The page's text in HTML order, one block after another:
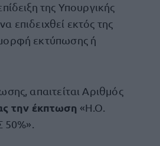
της Υπουργικής
επιδειχθεί εκτός της
εκτύπωσης ή
απαιτείται Αριθμός
την έκπτωση «Η.Ο.